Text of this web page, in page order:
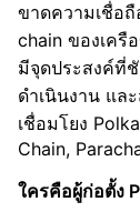
ขาดความเชื่อ
chain ของเครื
มีจุดประสงค์ที่
ดำเนินงาน แล
เชื่อมโยง
Chain,
ใครคือผู้ก่อตั้ง